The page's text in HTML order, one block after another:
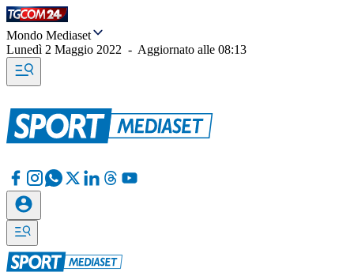
Mondo Mediaset
Lunedì 2 Maggio 2022 - Aggiornato alle 08:13